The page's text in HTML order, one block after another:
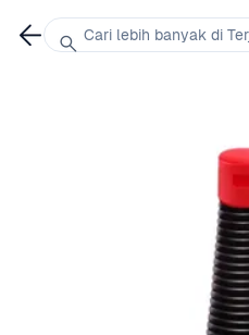
Cari lebih banyak di